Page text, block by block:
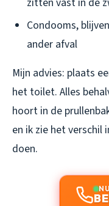
Condooms,
ander afval
Mijn advies: plaats
het toilet. Alles
hoort in de
en ik zie het verschil
doen.